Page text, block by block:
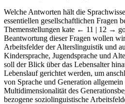
Welche Antworten hält die
essentiellen gesellschaftlichen Fragen
Themenstellungen kate ← 11 | 12 →
Beantwortung dieser Fragen wollen
Arbeitsfelder der Alterslinguistik und
Kindersprache, Jugendsprache und
soll der Blick über das Lebensalter
Lebenslauf gerichtet werden, um
von Sprache und Generation
Multidimensionalität des
bezogene soziolinguistische